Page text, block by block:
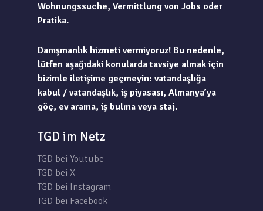
Wohnungssuche, Vermittlung von Jobs oder
Pratika.
Danışmanlık hizmeti vermiyoruz! Bu nedenle,
lütfen aşağıdaki konularda tavsiye almak için
bizimle iletişime geçmeyin: vatandaşlığa
kabul / vatandaşlık, iş piyasası, Almanya’ya
göç, ev arama, iş bulma veya staj.
TGD im Netz
TGD bei Youtube
TGD bei X
TGD bei Instagram
TGD bei Facebook